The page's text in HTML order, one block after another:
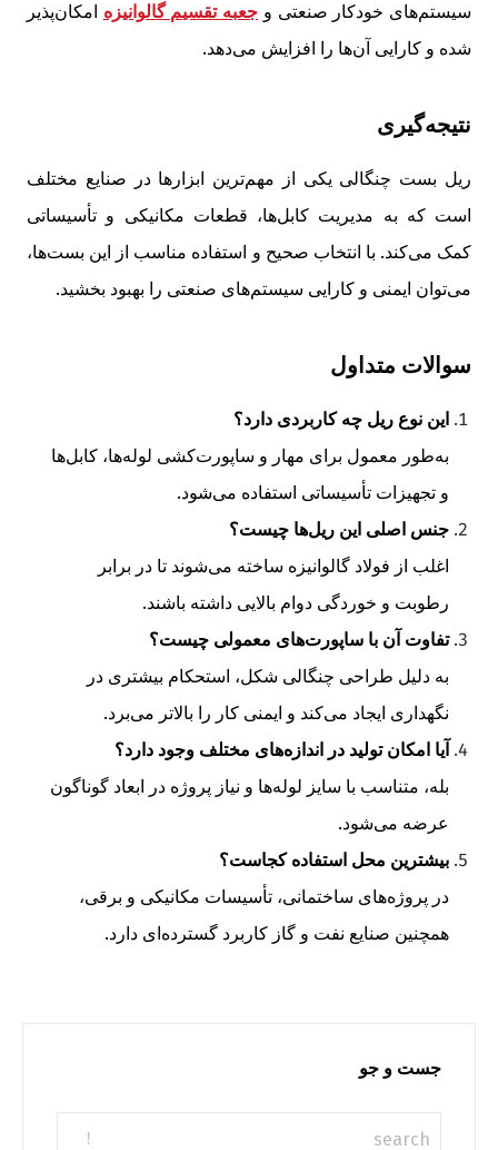
سیستم‌های خودکار صنعتی و جعبه تقسیم گالوانیزه امکان‌پذیر
شده و کارایی آن‌ها را افزایش می‌دهد.
نتیجه‌گیری
ریل بست چنگالی یکی از مهم‌ترین ابزارها در صنایع مختلف
است که به مدیریت کابل‌ها، قطعات مکانیکی و تأسیساتی
کمک می‌کند. با انتخاب صحیح و استفاده مناسب از این بست‌ها،
می‌توان ایمنی و کارایی سیستم‌های صنعتی را بهبود بخشید.
سوالات متداول
این نوع ریل چه کاربردی دارد؟
به‌طور معمول برای مهار و ساپورت‌کشی لوله‌ها، کابل‌ها
و تجهیزات تأسیساتی استفاده می‌شود.
جنس اصلی این ریل‌ها چیست؟
اغلب از فولاد گالوانیزه ساخته می‌شوند تا در برابر
رطوبت و خوردگی دوام بالایی داشته باشند.
تفاوت آن با ساپورت‌های معمولی چیست؟
به دلیل طراحی چنگالی شکل، استحکام بیشتری در
نگهداری ایجاد می‌کند و ایمنی کار را بالاتر می‌برد.
آیا امکان تولید در اندازه‌های مختلف وجود دارد؟
بله، متناسب با سایز لوله‌ها و نیاز پروژه در ابعاد گوناگون
عرضه می‌شود.
بیشترین محل استفاده کجاست؟
در پروژه‌های ساختمانی، تأسیسات مکانیکی و برقی،
همچنین صنایع نفت و گاز کاربرد گسترده‌ای دارد.
جست و جو